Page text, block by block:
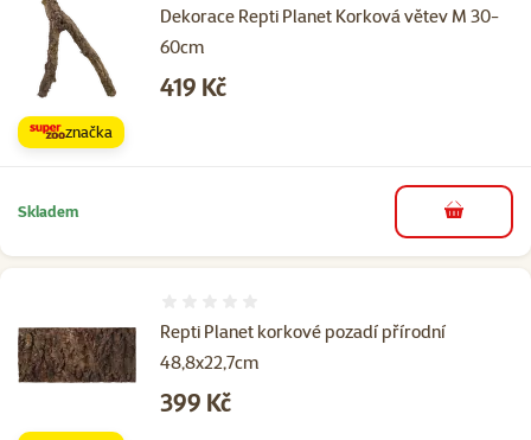
Dekorace Repti Planet Korková větev M 30-
60cm
Cena
419 Kč
značka
Skladem do košíku
Repti Planet korkové pozadí přírodní
48,8x22,7cm
Cena
399 Kč